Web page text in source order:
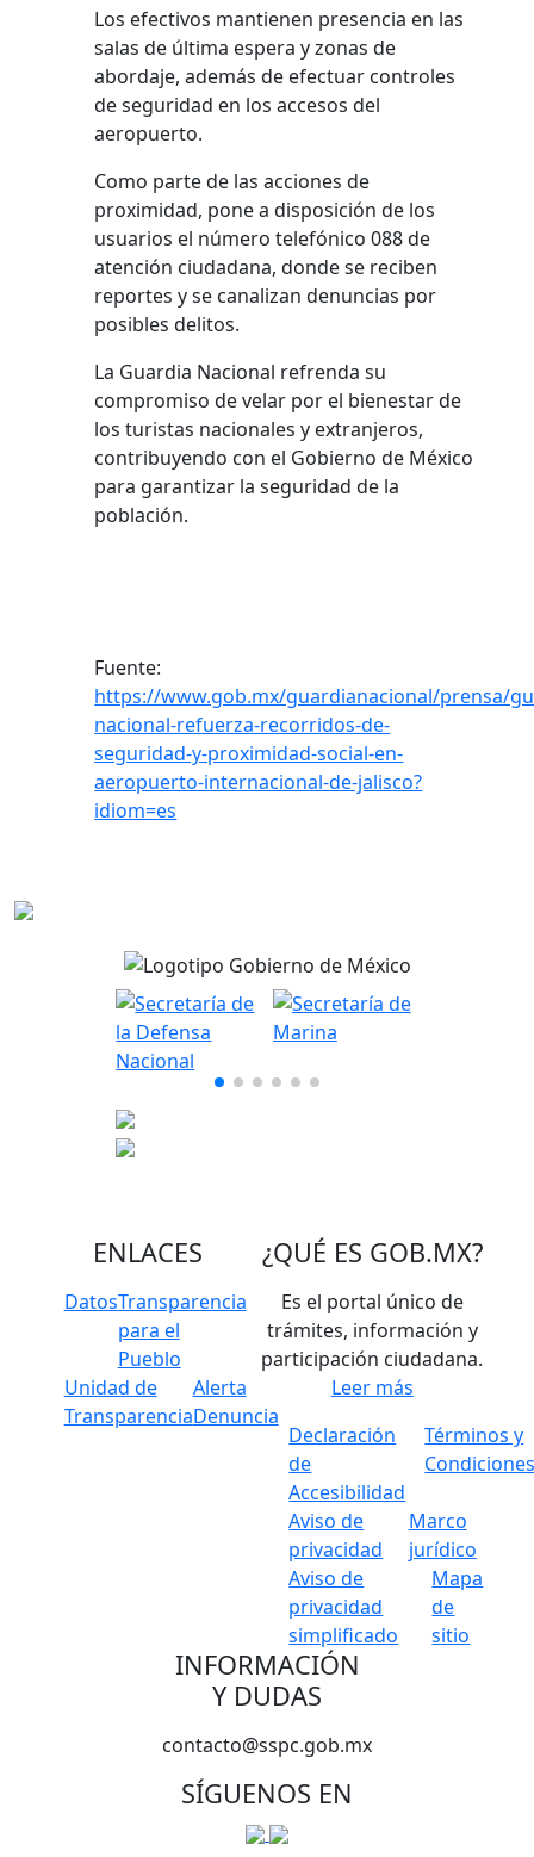
Los efectivos mantienen presencia en las
salas de última espera y zonas de
abordaje, además de efectuar controles
de seguridad en los accesos del
aeropuerto.
Como parte de las acciones de
proximidad, pone a disposición de los
usuarios el número telefónico 088 de
atención ciudadana, donde se reciben
reportes y se canalizan denuncias por
posibles delitos.
La Guardia Nacional refrenda su
compromiso de velar por el bienestar de
los turistas nacionales y extranjeros,
contribuyendo con el Gobierno de México
para garantizar la seguridad de la
población.
Fuente:
https://www.gob.mx/guardianacional/prensa/
nacional-refuerza-recorridos-de-
seguridad-y-proximidad-social-en-
aeropuerto-internacional-de-jalisco?
idiom=es
ENLACES
DatosTransparencia
para el
Pueblo
Unidad de
Transparencia
Alerta
Denuncia
¿QUÉ ES GOB.MX?
Es el portal único de
trámites, información y
participación ciudadana.
Leer más
Declaración
de
Accesibilidad
Términos y
Aviso de
privacidad
Marco
jurídico
Aviso de
privacidad
simplificado
Mapa
de
sitio
INFORMACIÓN
Y DUDAS
contacto@sspc.gob.mx
SÍGUENOS EN